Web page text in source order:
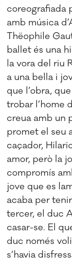
coreografiada
amb música
Thëophile
ballet és una
la vora del riu
a una bella i
que l’obra,
trobar l’home
creua amb un
promet el seu
caçador,
amor, però la
compromís
jove que es
acaba per
tercer, el duc
casar-se. El
duc només
s’havia